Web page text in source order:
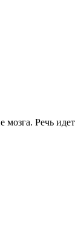
мозга. Речь идет